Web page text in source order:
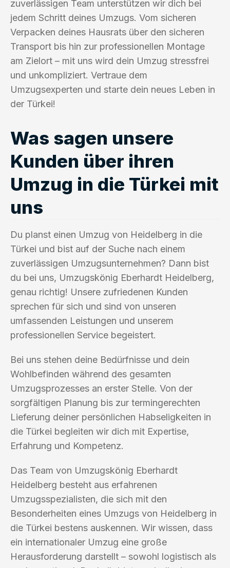
zuverlässigen Team unterstützen wir dich bei
jedem Schritt deines Umzugs. Vom sicheren
Verpacken deines Hausrats über den sicheren
Transport bis hin zur professionellen Montage
am Zielort – mit uns wird dein Umzug stressfrei
und unkompliziert. Vertraue dem
Umzugsexperten und starte dein neues Leben in
der Türkei!
Was sagen unsere
Kunden über ihren
Umzug in die Türkei mit
uns
Du planst einen Umzug von Heidelberg in die
Türkei und bist auf der Suche nach einem
zuverlässigen Umzugsunternehmen? Dann bist
du bei uns, Umzugskönig Eberhardt Heidelberg,
genau richtig! Unsere zufriedenen Kunden
sprechen für sich und sind von unseren
umfassenden Leistungen und unserem
professionellen Service begeistert.
Bei uns stehen deine Bedürfnisse und dein
Wohlbefinden während des gesamten
Umzugsprozesses an erster Stelle. Von der
sorgfältigen Planung bis zur termingerechten
Lieferung deiner persönlichen Habseligkeiten in
die Türkei begleiten wir dich mit Expertise,
Erfahrung und Kompetenz.
Das Team von Umzugskönig Eberhardt
Heidelberg besteht aus erfahrenen
Umzugsspezialisten, die sich mit den
Besonderheiten eines Umzugs von Heidelberg in
die Türkei bestens auskennen. Wir wissen, dass
ein internationaler Umzug eine große
Herausforderung darstellt – sowohl logistisch als